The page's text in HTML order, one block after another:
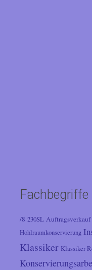
Fachbegriffe
/8 230SL Auftragsverkauf
Hohlraumkonservierung
Klassiker Klassiker